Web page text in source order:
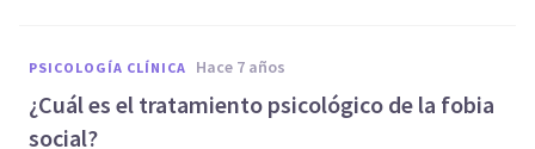
PSICOLOGÍA CLÍNICA hace 7 años
¿Cuál es el tratamiento psicológico de la fobia
social?